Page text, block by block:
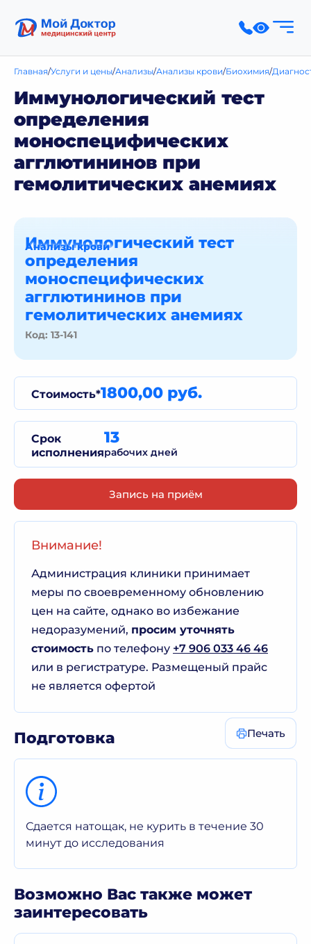
Главная Услуги и цены Анализы Анализы крови Биохимия
Иммунологический тест
определения
моноспецифических
агглютининов при
гемолитических анемиях
Иммунологический тест
определения
моноспецифических
агглютининов при
гемолитических анемиях
Код: 13-141
Анализы крови
Стоимость*1800,00 руб.
Срок
исполнения
13
рабочих дней
Запись на приём
Внимание!
Администрация клиники принимает
меры по своевременному обновлению
цен на сайте, однако во избежание
недоразумений, просим уточнять
стоимость по телефону +7 906 033 46 46
или в регистратуре. Размещеный прайс
не является офертой
Подготовка Печать
Сдается натощак, не курить в течение 30
минут до исследования
Возможно Вас также может
заинтересовать